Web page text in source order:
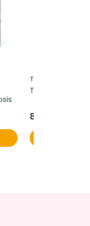
TALQUISTINA
Talquistina
8,95 €